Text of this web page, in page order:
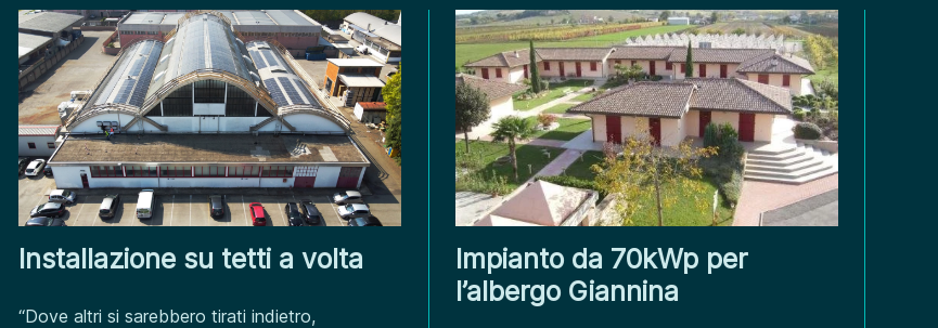
Installazione su tetti a volta
“Dove altri si sarebbero tirati indietro,
Impianto da 70kWp per
l’albergo Giannina